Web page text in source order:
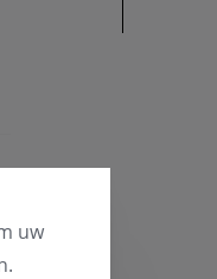
uw